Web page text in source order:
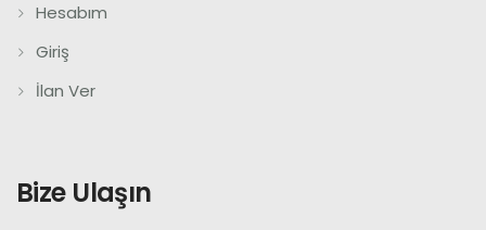
Hesabım
Giriş
İlan Ver
Bize Ulaşın